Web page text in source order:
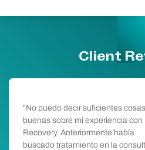
Client
"No puedo decir suficientes cosas
buenas sobre mi experiencia con
Recovery. Anteriormente había
buscado tratamiento en la